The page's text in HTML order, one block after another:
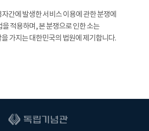
간에 발생한 서비스 이용에 관한 분쟁에
적용하며, 본 분쟁으로 인한 소는
가지는 대한민국의 법원에 제기합니다.